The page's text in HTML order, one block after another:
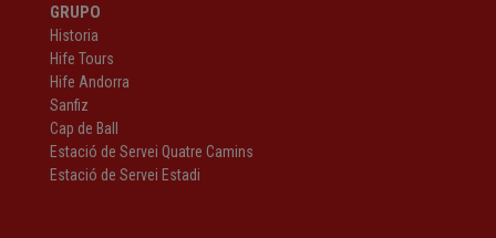
GRUPO
Historia
Hife Tours
Hife Andorra
Sanfiz
Cap de Ball
Estació de Servei Quatre Camins
Estació de Servei Estadi